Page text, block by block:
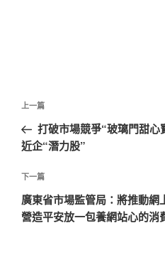
文
導
覽
上
一
篇
章
上一篇
打破市場競爭“玻璃門甜
近企“潛力股”
下
一
篇
下一篇
廣東省市場監管局：將推動網
營造平安放一包養網站心的消